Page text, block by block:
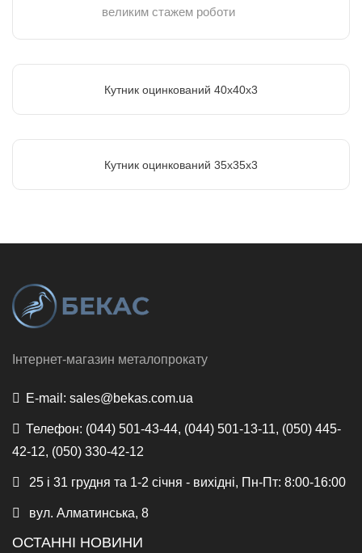
великим стажем роботи
Кутник оцинкований 40х40x3
Кутник оцинкований 35х35x3
Інтернет-магазин металопрокату
E-mail: sales@bekas.com.ua
Телефон: (044) 501-43-44, (044) 501-13-11, (050) 445-
42-12, (050) 330-42-12
25 і 31 грудня та 1-2 січня - вихідні, Пн-Пт: 8:00-16:00
вул. Алматинська, 8
ОСТАННІ НОВИНИ